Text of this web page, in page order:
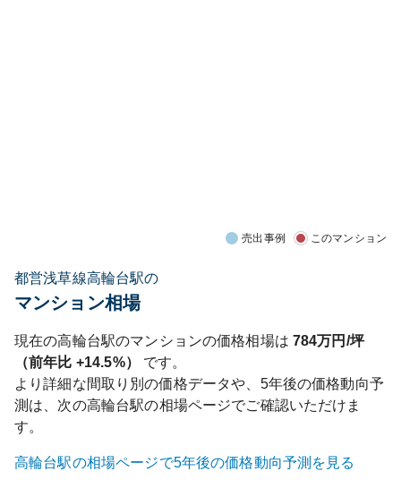
売出事例 このマンション
都営浅草線高輪台駅の
マンション相場
現在の高輪台駅のマンションの価格相場は 784万円/坪
（前年比 +14.5%）
です。
より詳細な間取り別の価格データや、5年後の価格動向予
測は、次の高輪台駅の相場ページでご確認いただけま
す。
高輪台駅の相場ページで5年後の価格動向予測を見る